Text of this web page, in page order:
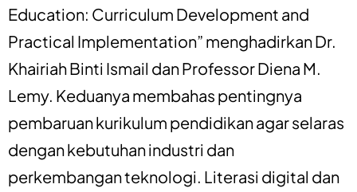
Education: Curriculum Development and
Practical Implementation” menghadirkan Dr.
Khairiah Binti Ismail dan Professor Diena M.
Lemy. Keduanya membahas pentingnya
pembaruan kurikulum pendidikan agar selaras
dengan kebutuhan industri dan
perkembangan teknologi. Literasi digital dan